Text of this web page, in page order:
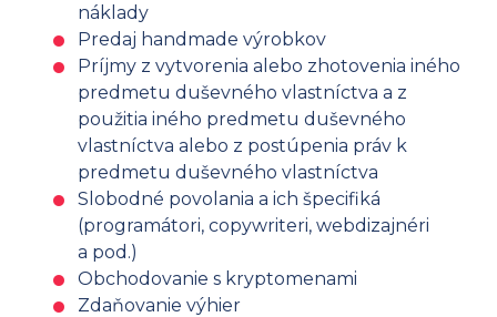
náklady
Predaj handmade výrobkov
Príjmy z vytvorenia alebo zhotovenia iného
predmetu duševného vlastníctva a z
použitia iného predmetu duševného
vlastníctva alebo z postúpenia práv k
predmetu duševného vlastníctva
Slobodné povolania a ich špecifiká
(programátori, copywriteri, webdizajnéri
a pod.)
Obchodovanie s kryptomenami
Zdaňovanie výhier